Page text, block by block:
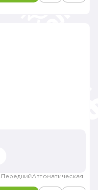
ПереднийАвтоматическая